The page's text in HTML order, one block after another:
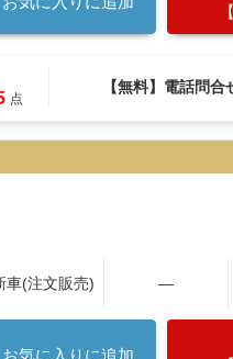
点
【無料】電話問合
車(注文販売) ―
お気に入りに追加